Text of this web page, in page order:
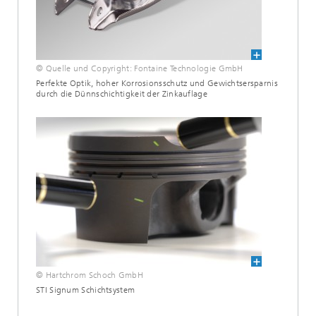
© Quelle und Copyright: Fontaine Technologie GmbH
Perfekte Optik, hoher Korrosionsschutz und Gewichtsersparnis
durch die Dünnschichtigkeit der Zinkauflage
© Hartchrom Schoch GmbH
STI Signum Schichtsystem